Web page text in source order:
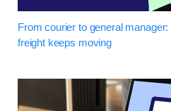
From courier to general
freight keeps moving